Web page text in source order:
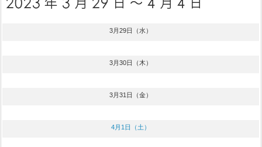
3月29日（水）
3月30日（木）
3月31日（金）
4月1日（土）